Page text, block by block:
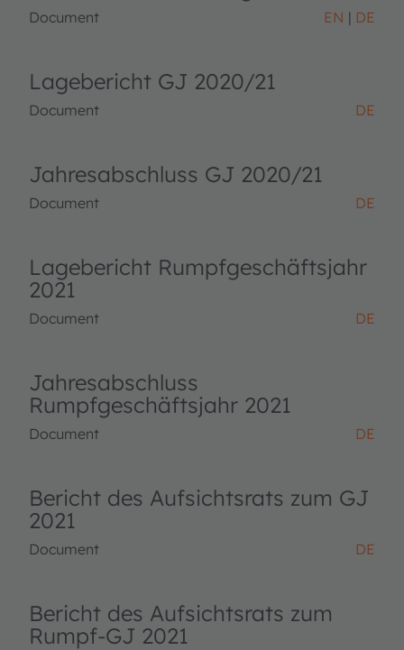
Document EN DE
Lagebericht GJ 2020/21
Document DE
Jahresabschluss GJ 2020/21
Document DE
Lagebericht Rumpfgeschäftsjahr
2021
Document DE
Jahresabschluss
Rumpfgeschäftsjahr 2021
Document DE
Bericht des Aufsichtsrats zum GJ
2021
Document DE
Bericht des Aufsichtsrats zum
Rumpf-GJ 2021